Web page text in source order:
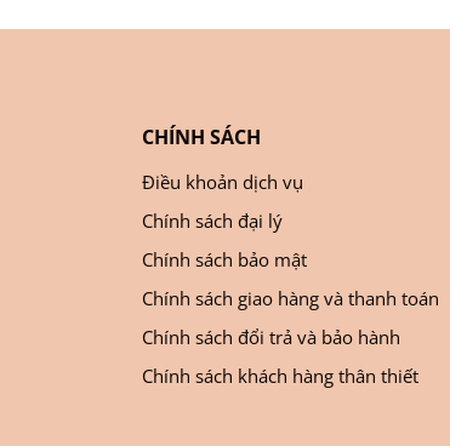
CHÍNH SÁCH
Điều khoản dịch vụ
Chính sách đại lý
Chính sách bảo mật
Chính sách giao hàng và thanh toán
Chính sách đổi trả và bảo hành
Chính sách khách hàng thân thiết